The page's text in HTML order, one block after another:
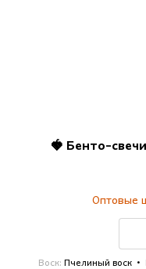
🍓 Бенто-
Оптовые
Воск Пчелиный воск